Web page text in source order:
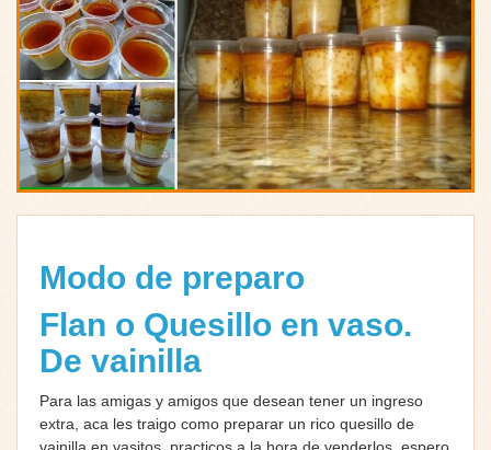
Modo de preparo
Flan o Quesillo en vaso.
De vainilla
Para las amigas y amigos que desean tener un ingreso
extra, aca les traigo como preparar un rico quesillo de